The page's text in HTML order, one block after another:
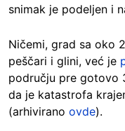
snimak je podeljen i
Ničemi, grad sa oko
peščari i glini, već je
području pre gotovo
da je katastrofa
(arhivirano ovde).